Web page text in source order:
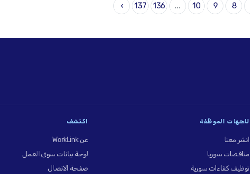
8
9
10
...
136
137
›
للجهات الموظِّفة
انشر معنا
مناقصات سوريا
توظيف كفاءات سورية
اكتشف
عن WorkLink
لوحة بيانات سوق العمل
صفحة الاتصال